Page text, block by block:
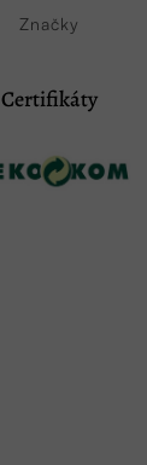
Značky
Certifikáty